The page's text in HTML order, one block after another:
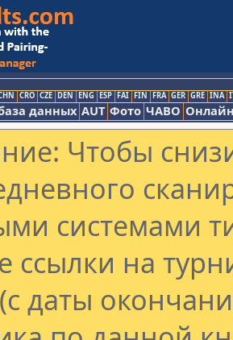
CRO CZE DEN ENG ESP FAI FIN FRA GER GRE INA
данных AUT Фото ЧАВО
Чтобы
системами
ссылки на
даты